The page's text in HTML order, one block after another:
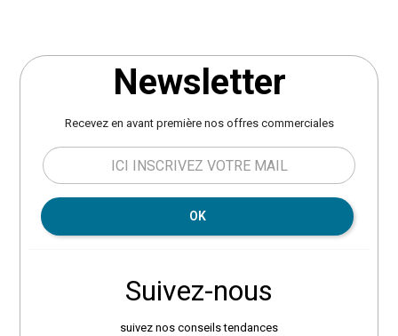
Newsletter
Recevez en avant première nos offres commerciales
OK
Suivez-nous
suivez nos conseils tendances